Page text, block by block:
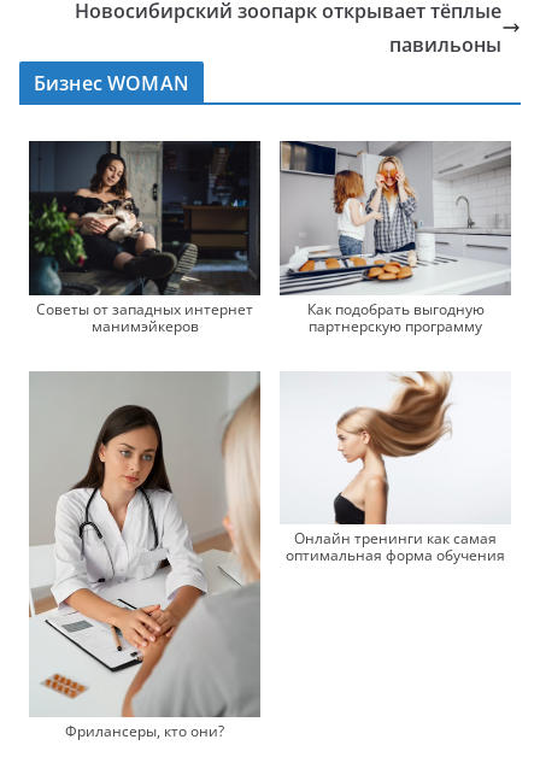
Новосибирский зоопарк открывает тёплые
павильоны
Бизнес WOMAN
Советы от западных интернет
манимэйкеров
Как подобрать выгодную
партнерскую программу
Фрилансеры, кто они?
Онлайн тренинги как самая
оптимальная форма обучения